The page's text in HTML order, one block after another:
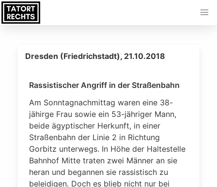
Dresden (Friedrichstadt), 21.10.2018
Rassistischer Angriff in der Straßenbahn
Am Sonntagnachmittag waren eine 38-
jähirge Frau sowie ein 53-jähriger Mann,
beide ägyptischer Herkunft, in einer
Straßenbahn der Linie 2 in Richtung
Gorbitz unterwegs. In Höhe der Haltestelle
Bahnhof Mitte traten zwei Männer an sie
heran und begannen sie rassistisch zu
beleidigen. Doch es blieb nicht nur bei